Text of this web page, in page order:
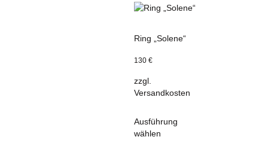
Ring „Solene“
130 €
zzgl.
Versandkosten
Ausführung
wählen